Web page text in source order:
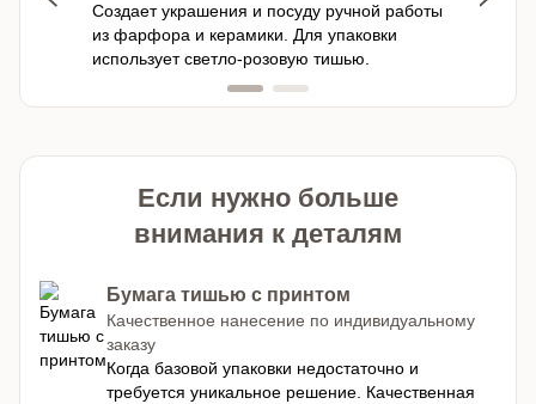
Создает украшения и посуду ручной работы
из фарфора и керамики. Для упаковки
использует светло-розовую тишью.
Если нужно больше
внимания к деталям
Бумага тишью с принтом
Качественное нанесение по индивидуальному
заказу
Когда базовой упаковки недостаточно и
требуется уникальное решение. Качественная